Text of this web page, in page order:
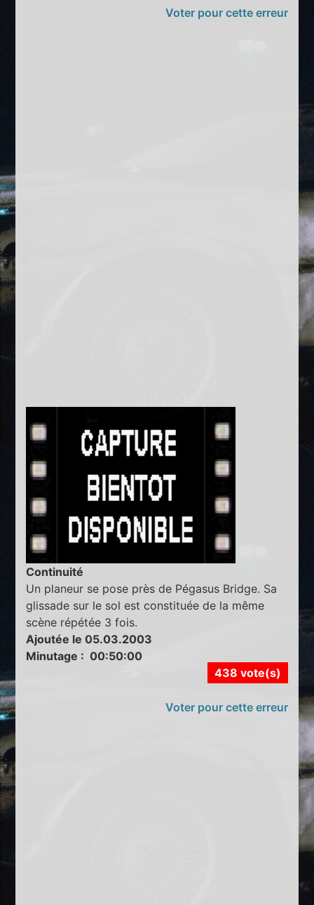
Voter pour cette erreur
Continuité
Un planeur se pose près de Pégasus Bridge. Sa
glissade sur le sol est constituée de la même
scène répétée 3 fois.
Ajoutée le 05.03.2003
Minutage : 00:50:00
438 vote(s)
Voter pour cette erreur